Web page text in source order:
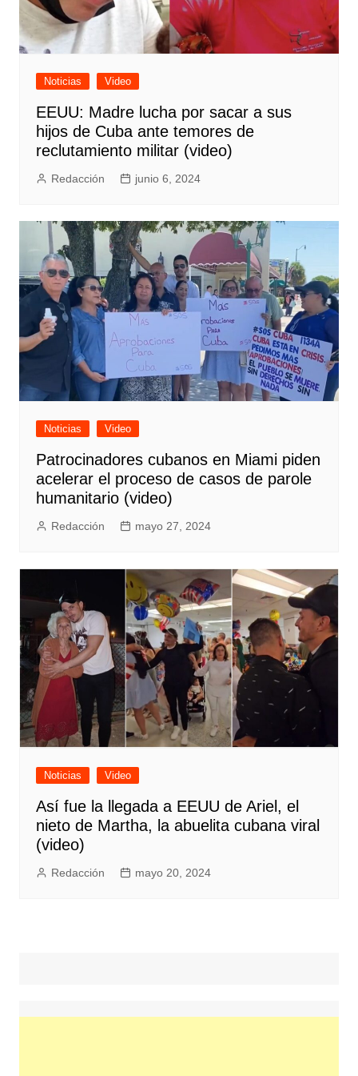
Noticias Video
EEUU: Madre lucha por sacar a sus
hijos de Cuba ante temores de
reclutamiento militar (video)
Redacción junio 6, 2024
Noticias Video
Patrocinadores cubanos en Miami piden
acelerar el proceso de casos de parole
humanitario (video)
Redacción mayo 27, 2024
Noticias Video
Así fue la llegada a EEUU de Ariel, el
nieto de Martha, la abuelita cubana viral
(video)
Redacción mayo 20, 2024